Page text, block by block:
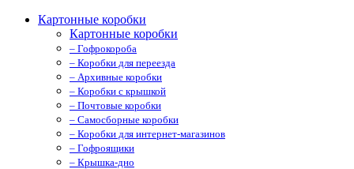
Картонные коробки
Картонные коробки
– Гофрокороба
– Коробки для переезда
– Архивные коробки
– Коробки с крышкой
– Почтовые коробки
– Самосборные коробки
– Коробки для интернет-магазинов
– Гофроящики
– Крышка-дно